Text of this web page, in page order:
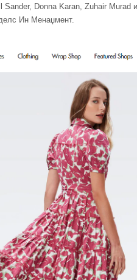
Donna Karan, Zuhair Murad
Ин Менаџмент.